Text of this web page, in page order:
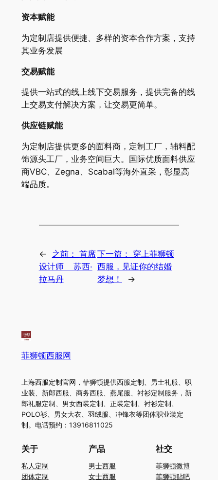
资本赋能
为定制店提供便捷、多样的资本合作方案，支持
其业务发展
交易赋能
提供一站式的线上线下交易服务，提供完备的线
上交易支付解决方案，让交易更简单。
供应链赋能
为定制店提供更多的面料商，定制工厂，辅料配
饰源头工厂，业务空间巨大。国际优质面料供应
商VBC、Zegna、Scabal等海外直采，彰显高
端品质。
← 之前： 首席
设计师 苏西·
拉马丹
下一篇：
穿上菲狮顿
西服，见证你的结婚
梦想！
→
菲狮顿西服网
上海西服定制官网，菲狮顿提供西服定制、男士礼服、职
业装、新郎西服、商务西服、燕尾服、衬衫定制服务，新
郎礼服定制、男女西装定制、正装定制、衬衫定制、
POLO衫、男女大衣、羽绒服、冲锋衣等团体职业装定
制。电话预约：13916811025
关于
私人定制
团体定制
产品
男士西服
女士西服
社交
菲狮顿微博
菲狮顿贴吧